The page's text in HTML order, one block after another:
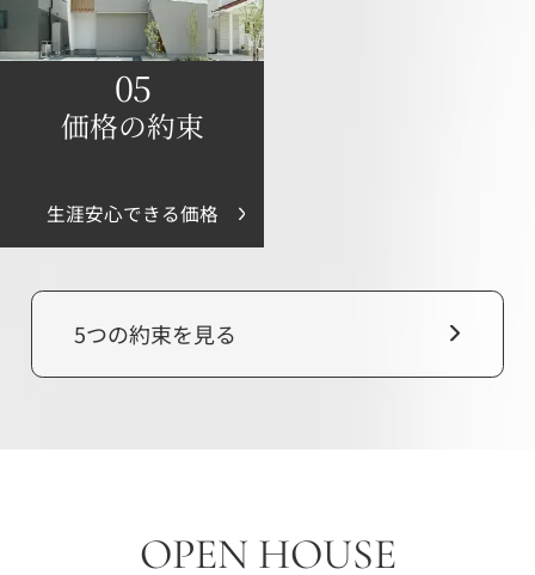
05
価格の約束
生涯安心できる価格
5つの約束を見る
OPEN HOUSE